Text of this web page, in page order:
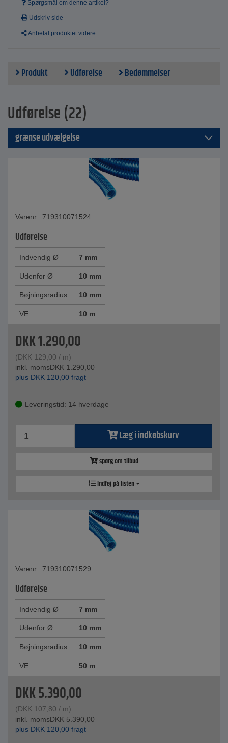
Spørgsmål om denne artikel?
Udskriv side
Anbefal produktet videre
Produkt Udførelse Bedømmelser
Udførelse (22)
grænse udvælgelse
Varenr.: 719310071524
Udførelse
Indvendig Ø 7 mm
Udenfor Ø 10 mm
Bøjningsradius 10 mm
VE 10 m
DKK1.290,00
(DKK 129,00 / m)
inkl. momsDKK 1.290,00
plus DKK 120,00 fragt
Leveringstid: 14 hverdage
Læg i indkøbskurv
spørg om tilbud
Indføj på listen
Varenr.: 719310071529
Udførelse
Indvendig Ø 7 mm
Udenfor Ø 10 mm
Bøjningsradius 10 mm
VE 50 m
DKK5.390,00
(DKK 107,80 / m)
inkl. momsDKK 5.390,00
plus DKK 120,00 fragt